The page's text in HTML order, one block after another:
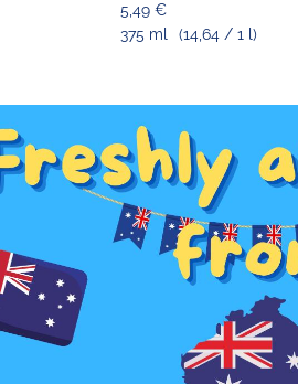
5,49 €
375 ml
(14,64 / 1 l)